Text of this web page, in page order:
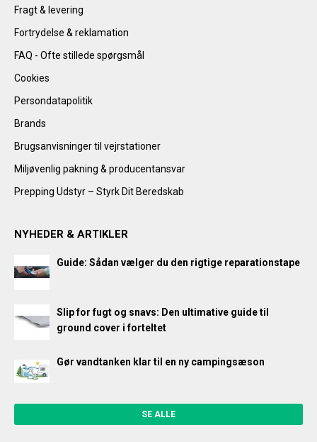
Fragt & levering
Fortrydelse & reklamation
FAQ - Ofte stillede spørgsmål
Cookies
Persondatapolitik
Brands
Brugsanvisninger til vejrstationer
Miljøvenlig pakning & producentansvar
Prepping Udstyr – Styrk Dit Beredskab
NYHEDER & ARTIKLER
Guide: Sådan vælger du den rigtige reparationstape
Slip for fugt og snavs: Den ultimative guide til
ground cover i forteltet
Gør vandtanken klar til en ny campingsæson
SE ALLE